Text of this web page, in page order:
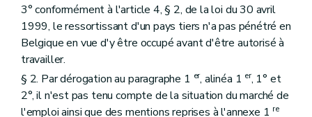
3° conformément à l'article 4, § 2, de la loi du 30 avril
1999, le ressortissant d'un pays tiers n'a pas pénétré en
Belgique en vue d'y être occupé avant d'être autorisé à
travailler.
§ 2. Par dérogation au paragraphe 1 er, alinéa 1 er, 1° et
2°, il n'est pas tenu compte de la situation du marché de
l'emploi ainsi que des mentions reprises à l'annexe 1 re